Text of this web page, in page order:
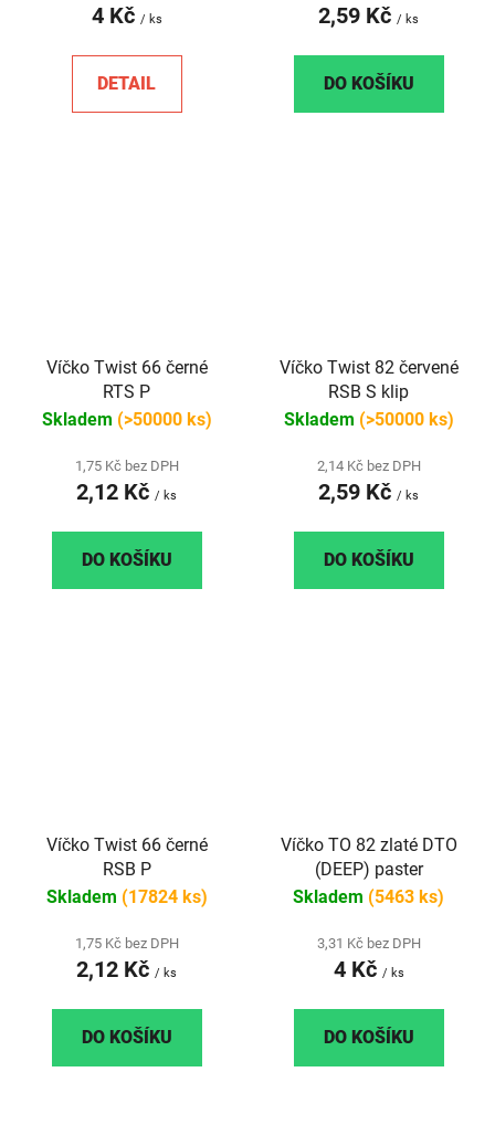
4 Kč / ks
DETAIL
2,59 Kč / ks
DO KOŠÍKU
Víčko Twist 66 černé
RTS P
Skladem (>50000 ks)
1,75 Kč bez DPH
2,12 Kč / ks
DO KOŠÍKU
Víčko Twist 82 červené
RSB S klip
Skladem (>50000 ks)
2,14 Kč bez DPH
2,59 Kč / ks
DO KOŠÍKU
Víčko Twist 66 černé
RSB P
Skladem (17824 ks)
1,75 Kč bez DPH
2,12 Kč / ks
DO KOŠÍKU
Víčko TO 82 zlaté DTO
(DEEP) paster
Skladem (5463 ks)
3,31 Kč bez DPH
4 Kč / ks
DO KOŠÍKU